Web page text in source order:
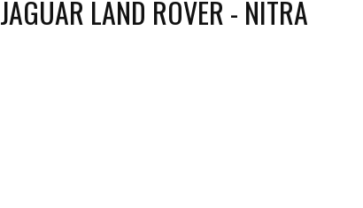
JAGUAR LAND ROVER - NITRA